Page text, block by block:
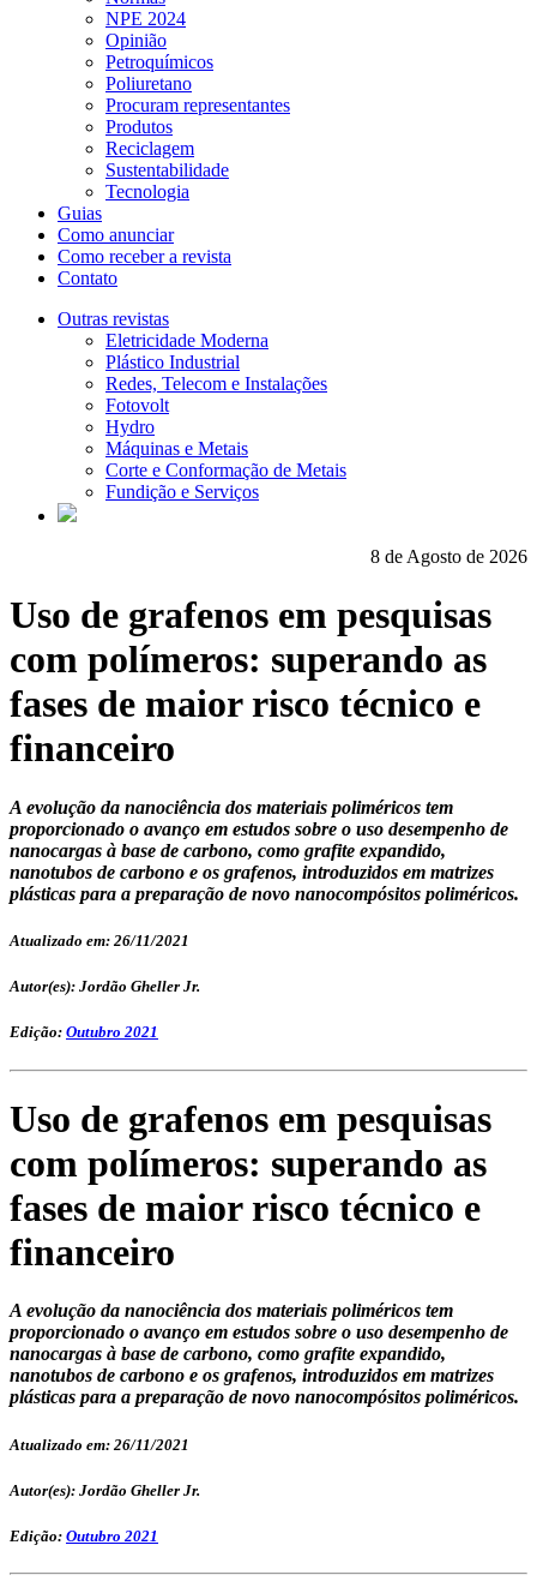
NPE 2024
Opinião
Petroquímicos
Poliuretano
Procuram representantes
Produtos
Reciclagem
Sustentabilidade
Tecnologia
Guias
Como anunciar
Como receber a revista
Contato
Outras revistas
Eletricidade Moderna
Plástico Industrial
Redes, Telecom e Instalações
Fotovolt
Hydro
Máquinas e Metais
Corte e Conformação de Metais
Fundição e Serviços
8 de Agosto de 2026
Uso de grafenos em pesquisas
com polímeros: superando as
fases de maior risco técnico e
financeiro
A evolução da nanociência dos materiais poliméricos tem
proporcionado o avanço em estudos sobre o uso desempenho de
nanocargas à base de carbono, como grafite expandido,
nanotubos de carbono e os grafenos, introduzidos em matrizes
plásticas para a preparação de novo nanocompósitos poliméricos.
Atualizado em: 26/11/2021
Autor(es): Jordão Gheller Jr.
Edição: Outubro 2021
Uso de grafenos em pesquisas
com polímeros: superando as
fases de maior risco técnico e
financeiro
A evolução da nanociência dos materiais poliméricos tem
proporcionado o avanço em estudos sobre o uso desempenho de
nanocargas à base de carbono, como grafite expandido,
nanotubos de carbono e os grafenos, introduzidos em matrizes
plásticas para a preparação de novo nanocompósitos poliméricos.
Atualizado em: 26/11/2021
Autor(es): Jordão Gheller Jr.
Edição: Outubro 2021